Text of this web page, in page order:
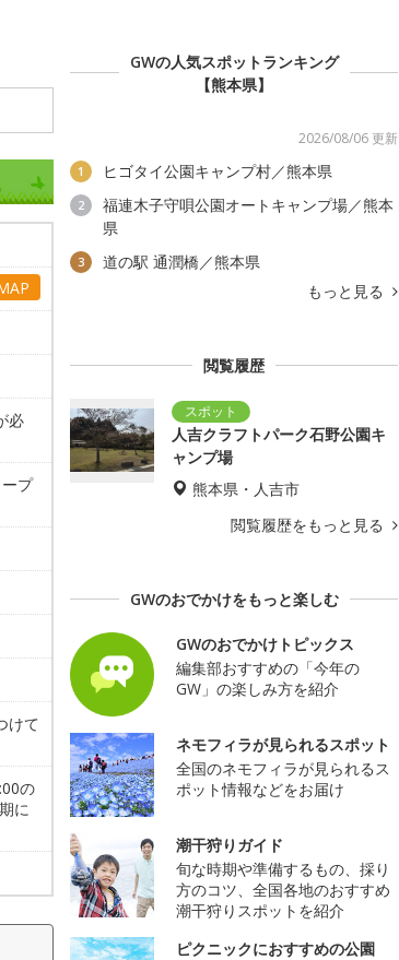
必
プ
けて
の
に
GWの人気スポットランキング
【熊本県】
2026/08/06 更新
1 ヒゴタイ公園キャンプ村／熊本県
2
福連木子守唄公園オートキャンプ場／熊本
県
3
道の駅 通潤橋／熊本県
もっと見る
閲覧履歴
人吉クラフトパーク石野公園キ
ャンプ場
熊本県・人吉市
閲覧履歴をもっと見る
GWのおでかけをもっと楽しむ
GWのおでかけトピックス
編集部おすすめの「今年の
GW」の楽しみ方を紹介
ネモフィラが見られるスポット
全国のネモフィラが見られるス
ポット情報などをお届け
潮干狩りガイド
旬な時期や準備するもの、採り
方のコツ、全国各地のおすすめ
潮干狩りスポットを紹介
ピクニックにおすすめの公園